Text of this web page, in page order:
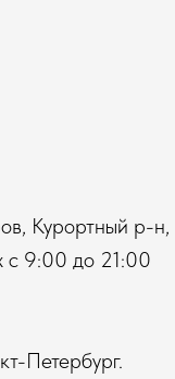
Курортный р-н,
с 9:00 до 21:00
Петербург.